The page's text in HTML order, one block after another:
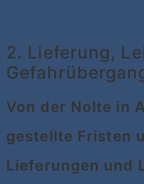
2. Lieferung,
Von der Nolte in
gestellte Fristen
Lieferungen und